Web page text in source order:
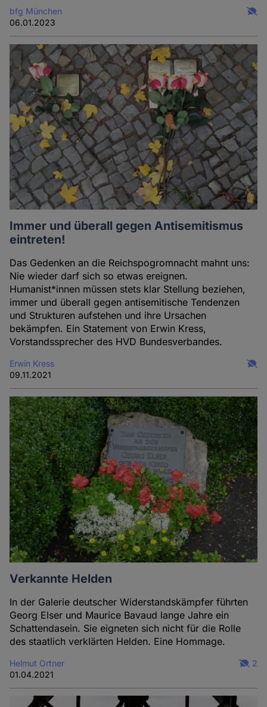
bfg München
06.01.2023
Immer und überall gegen Antisemitismus
eintreten!
Das Gedenken an die Reichspogromnacht mahnt uns:
Nie wieder darf sich so etwas ereignen.
Humanist*innen müssen stets klar Stellung beziehen,
immer und überall gegen antisemitische Tendenzen
und Strukturen aufstehen und ihre Ursachen
bekämpfen. Ein Statement von Erwin Kress,
Vorstandssprecher des HVD Bundesverbandes.
Erwin Kress
09.11.2021
Verkannte Helden
In der Galerie deutscher Widerstandskämpfer führten
Georg Elser und Maurice Bavaud lange Jahre ein
Schattendasein. Sie eigneten sich nicht für die Rolle
des staatlich verklärten Helden. Eine Hommage.
Helmut Ortner
01.04.2021
2